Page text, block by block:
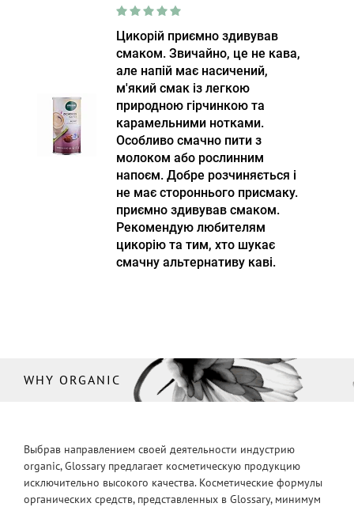
Цикорій приємно здивував
смаком. Звичайно, це не кава,
але напій має насичений,
м'який смак із легкою
природною гірчинкою та
карамельними нотками.
Особливо смачно пити з
молоком або рослинним
напоєм. Добре розчиняється і
не має стороннього присмаку.
приємно здивував смаком.
Рекомендую любителям
цикорію та тим, хто шукає
смачну альтернативу каві.
WHY ORGANIC
Выбрав направлением своей деятельности индустрию
organic, Glossary предлагает косметическую продукцию
исключительно высокого качества. Косметические формулы
органических средств, представленных в Glossary, минимум